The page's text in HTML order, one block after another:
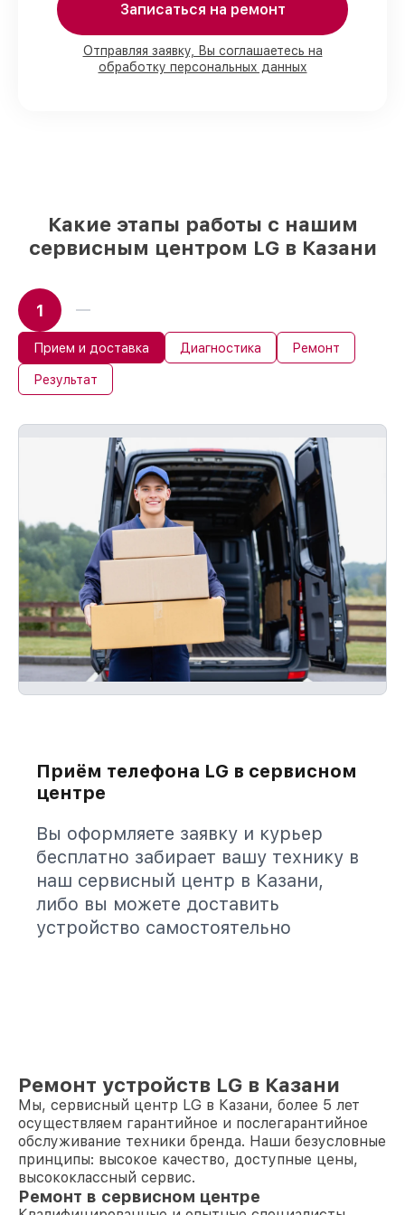
деталей LG имеются в наличии в
Казани, остальные приходят оперативно
Фирменные детали LG и надёжные
реплики– только вы выбираете, какие
Записаться на ремонт
Отправляя заявку, Вы соглашаетесь на
обработку персональных данных
Какие этапы работы с нашим
сервисным центром LG в Казани
1
Прием и доставка Диагностика Ремонт
Результат
Приём телефона LG в сервисном
центре
Вы оформляете заявку и курьер
бесплатно забирает вашу технику в
наш сервисный центр в Казани,
либо вы можете доставить
устройство самостоятельно
Ремонт устройств LG в Казани
Мы, сервисный центр LG в Казани, более 5 лет
осуществляем гарантийное и послегарантийное
обслуживание техники бренда. Наши безусловные
принципы: высокое качество, доступные цены,
высококлассный сервис.
Ремонт в сервисном центре